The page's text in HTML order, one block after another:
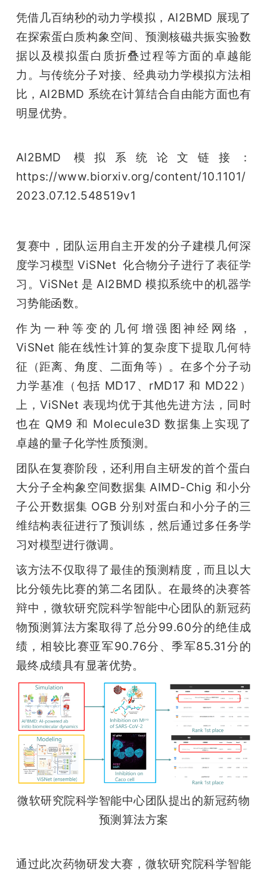
凭借几百纳秒的动力学模拟，AI2BMD 展现了
在探索蛋白质构象空间、预测核磁共振实验数
据以及模拟蛋白质折叠过程等方面的卓越能
力。与传统分子对接、经典动力学模拟方法相
比，AI2BMD 系统在计算结合自由能方面也有
明显优势。
AI2BMD 模拟系统论文链接：
https://www.biorxiv.org/content/10.1101/
2023.07.12.548519v1
复赛中，团队运用自主开发的分子建模几何深
度学习模型 ViSNet  化合物分子进行了表征学
习。ViSNet 是 AI2BMD 模拟系统中的机器学
习势能函数。
作为一种等变的几何增强图神经网络，
ViSNet 能在线性计算的复杂度下提取几何特
征（距离、角度、二面角等）。在多个分子动
力学基准（包括 MD17、rMD17 和 MD22）
上，ViSNet 表现均优于其他先进方法，同时
也在 QM9 和 Molecule3D 数据集上实现了
卓越的量子化学性质预测。
团队在复赛阶段，还利用自主研发的首个蛋白
大分子全构象空间数据集 AIMD-Chig 和小分
子公开数据集 OGB 分别对蛋白和小分子的三
维结构表征进行了预训练，然后通过多任务学
习对模型进行微调。
该方法不仅取得了最佳的预测精度，而且以大
比分领先比赛的第二名团队。在最终的决赛答
辩中，微软研究院科学智能中心团队的新冠药
物预测算法方案取得了总分99.60分的绝佳成
绩，相较比赛亚军90.76分、季军85.31分的
最终成绩具有显著优势。
微软研究院科学智能中心团队提出的新冠药物
预测算法方案
通过此次药物研发大赛，微软研究院科学智能